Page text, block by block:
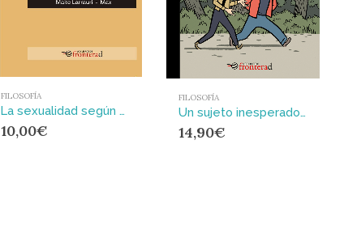
FILOSOFÍA
La sexualidad según Michael Foucault
10,00€
FILOSOFÍA
Un sujeto inesperado : Diálogo sobre filosofía y feminismo
14,90€